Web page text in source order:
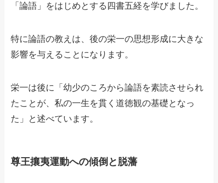
「論語」をはじめとする四書五経を学びました。
特に論語の教えは、後の栄一の思想形成に大きな
影響を与えることになります。
栄一は後に「幼少のころから論語を素読させられ
たことが、私の一生を貫く道徳観の基礎となっ
た」と述べています。
尊王攘夷運動への傾倒と脱藩